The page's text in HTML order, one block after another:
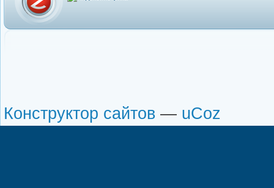
Конструктор сайтов — uCoz